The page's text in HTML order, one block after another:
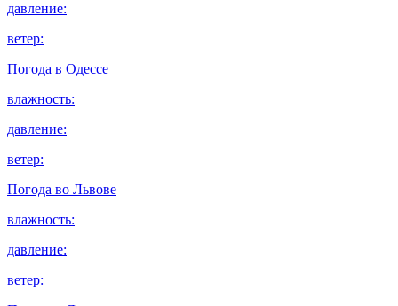
давление:
ветер:
Погода в Одессе
влажность:
давление:
ветер:
Погода во Львове
влажность:
давление:
ветер: